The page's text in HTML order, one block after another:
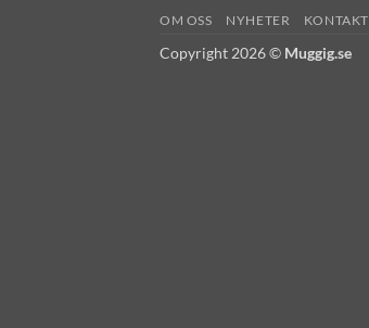
OM OSS NYHETER KONTAKT
Copyright 2026 © Muggig.se